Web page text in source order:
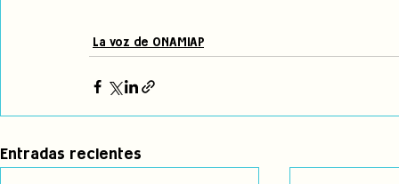
La voz de ONAMIAP
Entradas recientes